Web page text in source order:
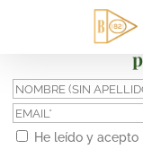
¡Suscríbete y
He leído y